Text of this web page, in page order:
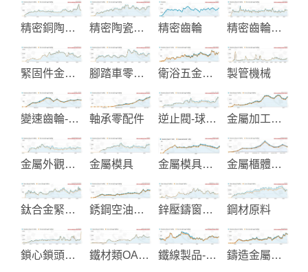
精密銅陶瓷閥芯 精密陶瓷零件製造 精密齒輪 精密齒輪製造
緊固件金屬零件加工 腳踏車零配件 衛浴五金零配件 製管機械
變速齒輪-機械齒輪 軸承零配件 逆止閥-球閥-蝶閥 金屬加工切削刀具
金屬外觀表面處理加工服務 金屬模具 金屬模具代工製造 金屬櫃體與移動推車
鈦合金緊固件和鋼絲桿製造 銹鋼空油壓管配件接頭 鋅壓鑄窗簾五金-汽配五金 鋼材原料
鎖心鎖頭製造 鐵材類OA衛浴家具製造 鐵線製品-置物示架-廚房配件 鑄造金屬閥門零件